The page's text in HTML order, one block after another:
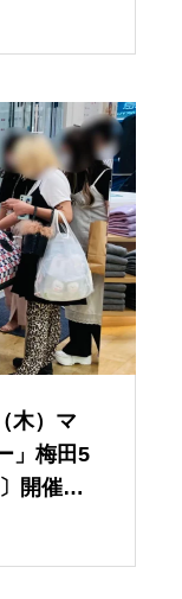
木）マ
」梅田5
開催